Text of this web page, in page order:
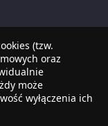
(tzw.
oraz
może
wyłączenia ich